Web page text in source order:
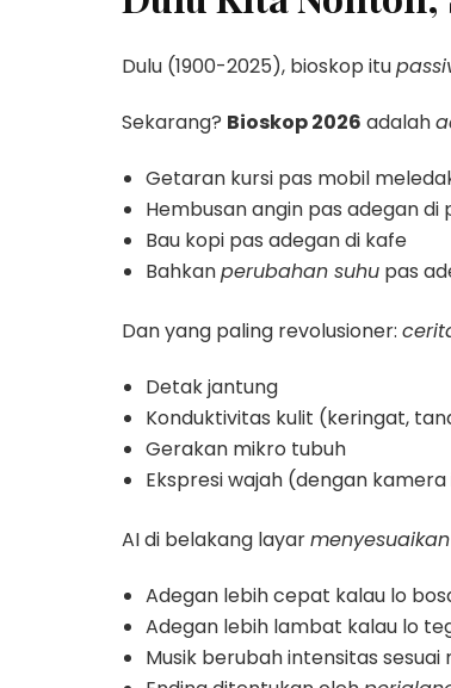
Dulu (1900-2025), bioskop itu
Sekarang? Bioskop 2026 adalah
Getaran kursi pas mobil
Hembusan angin pas adegan di
Bau kopi pas adegan di kafe
Bahkanperubahan suhu pas
Dan yang paling revolusioner:
Detak jantung
Konduktivitas kulit (keringat,
Gerakan mikro tubuh
Ekspresi wajah (dengan
AI di belakang layarmenyesuaikan
Adegan lebih cepat kalau lo
Adegan lebih lambat kalau lo
Musik berubah intensitas sesuai